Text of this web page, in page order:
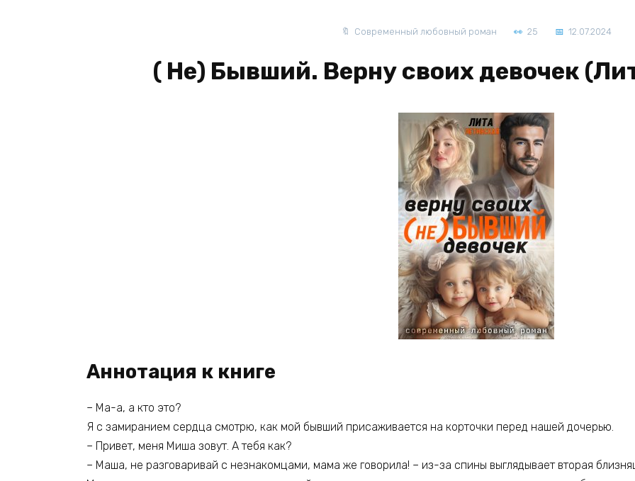
Современный любовный роман 25 12.07.2024
( Не) Бывший. Верну своих девочек
Аннотация к книге
– Ма-а, а кто это?
Я с замиранием сердца смотрю, как мой бывший присаживается на корточки перед нашей дочерью.
– Привет, меня Миша зовут. А тебя как?
– Маша, не разговаривай с незнакомцами, мама же говорила! – из-за спины выглядывает вторая